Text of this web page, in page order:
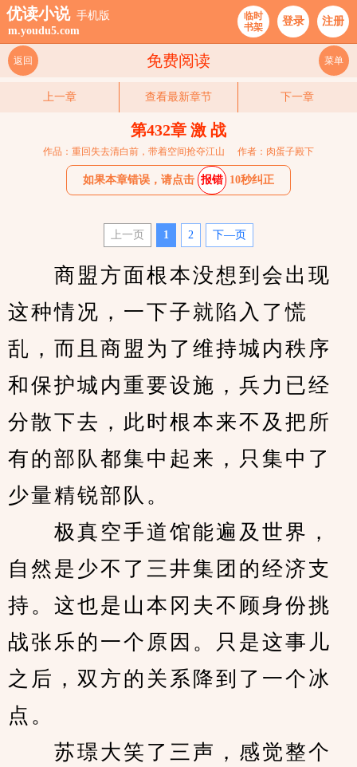
优读小说 手机版
m.youdu5.com
临时
书架
登录 注册
免费阅读
返回 菜单
上一章 查看最新章节 下一章
第432章 激 战
作品：重回失去清白前，带着空间抢夺江山 作者：肉蛋子殿下
如果本章错误，请点击 报错 10秒纠正
上一页 1 2 下—页
商盟方面根本没想到会出现
这种情况，一下子就陷入了慌
乱，而且商盟为了维持城内秩序
和保护城内重要设施，兵力已经
分散下去，此时根本来不及把所
有的部队都集中起来，只集中了
少量精锐部队。
极真空手道馆能遍及世界，
自然是少不了三井集团的经济支
持。这也是山本冈夫不顾身份挑
战张乐的一个原因。只是这事儿
之后，双方的关系降到了一个冰
点。
苏璟大笑了三声，感觉整个